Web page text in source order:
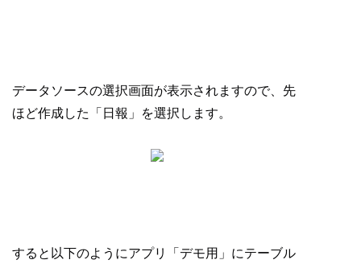
データソースの選択画面が表示されますので、先
ほど作成した「日報」を選択します。
すると以下のようにアプリ「デモ用」にテーブル